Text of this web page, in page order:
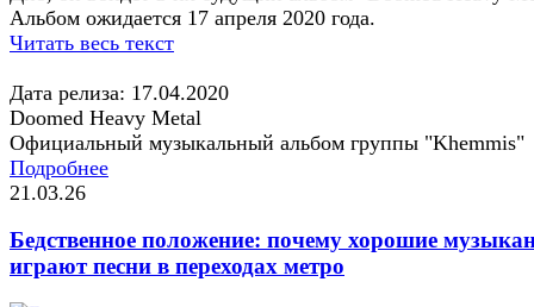
Альбом ожидается 17 апреля 2020 года.
Читать весь текст
Дата релиза: 17.04.2020
Doomed Heavy Metal
Официальный музыкальный альбом группы "Khemmis"
Подробнее
21.03.26
Бедственное положение: почему хорошие
играют песни в переходах метро